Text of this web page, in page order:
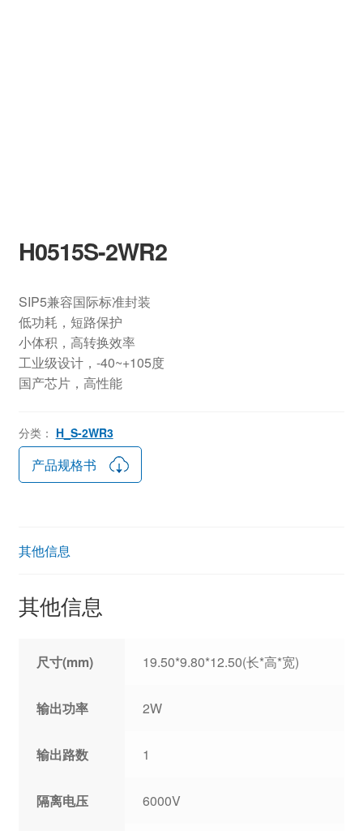
H0515S-2WR2
SIP5兼容国际标准封装
低功耗，短路保护
小体积，高转换效率
工业级设计，-40~+105度
国产芯片，高性能
分类： H_S-2WR3
产品规格书
其他信息
其他信息
尺寸(mm) 19.50*9.80*12.50(长*高*宽)
输出功率 2W
输出路数 1
隔离电压 6000V